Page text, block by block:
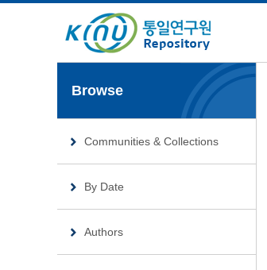
Browse
Communities & Collections
By Date
Authors